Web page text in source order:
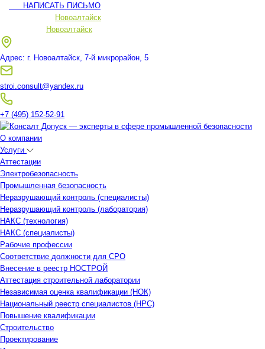
НАПИСАТЬ ПИСЬМО
Новоалтайск
Новоалтайск
Адрес: г. Новоалтайск, 7-й микрорайон, 5
stroi.consult@yandex.ru
+7 (495) 152-52-91
О компании
Услуги
Аттестации
Электробезопасность
Промышленная безопасность
Неразрушающий контроль (специалисты)
Неразрушающий контроль (лаборатория)
НАКС (технология)
НАКС (специалисты)
Рабочие профессии
Соответствие должности для СРО
Внесение в реестр НОСТРОЙ
Аттестация строительной лаборатории
Независимая оценка квалификации (НОК)
Национальный реестр специалистов (НРС)
Повышение квалификации
Строительство
Проектирование